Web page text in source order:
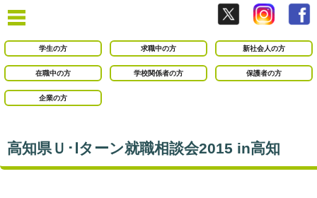
学生の方 求職中の方 新社会人の方
在職中の方 学校関係者の方 保護者の方
企業の方
高知県Ｕ･Ⅰターン就職相談会2015 in高知